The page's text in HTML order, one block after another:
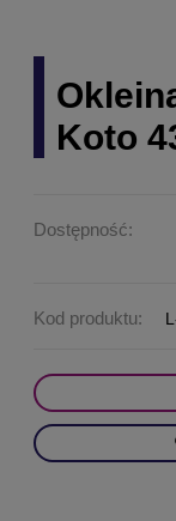
Koto
Dostępność:
Kod produktu: